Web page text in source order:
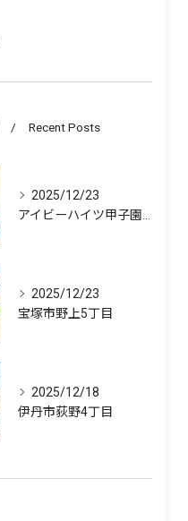
Recent Posts
2025/12/23
アイビーハイツ甲子園 511号室
2025/12/23
宝塚市野上5丁目
2025/12/18
伊丹市荻野4丁目